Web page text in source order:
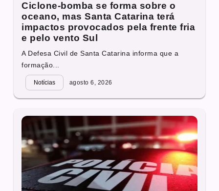
Ciclone-bomba se forma sobre o
oceano, mas Santa Catarina terá
impactos provocados pela frente fria
e pelo vento Sul
A Defesa Civil de Santa Catarina informa que a
formação...
Notícias agosto 6, 2026